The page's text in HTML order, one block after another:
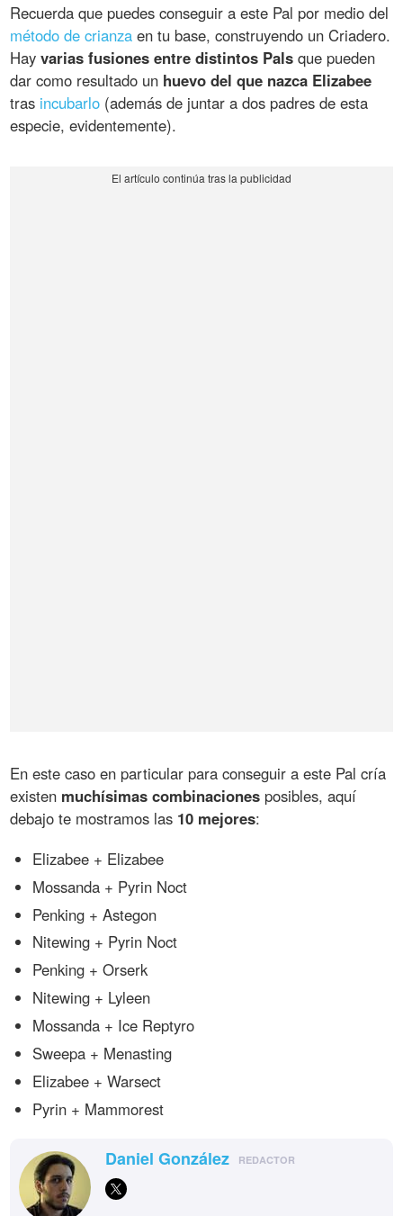
Recuerda que puedes conseguir a este Pal por medio del
método de crianza en tu base, construyendo un Criadero.
Hayvarias fusiones entre distintos Pals que pueden
dar como resultado un huevo del que nazca Elizabee
tras incubarlo (además de juntar a dos padres de esta
especie, evidentemente).
En este caso en particular para conseguir a este Pal cría
existen muchísimas combinaciones posibles, aquí
debajo te mostramos las 10 mejores:
Elizabee + Elizabee
Mossanda + Pyrin Noct
Penking + Astegon
Nitewing + Pyrin Noct
Penking + Orserk
Nitewing + Lyleen
Mossanda + Ice Reptyro
Sweepa + Menasting
Elizabee + Warsect
Pyrin + Mammorest
Daniel González REDACTOR